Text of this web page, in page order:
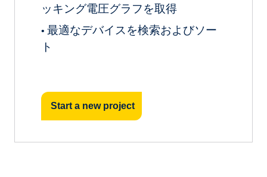
ッキング電圧グラフを取得
• 最適なデバイスを検索およびソー
ト
Start a new project